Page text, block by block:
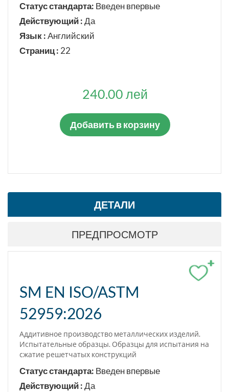
Статус стандарта: Введен впервые
Действующий :Да
Язык :Английский
Страниц : 22
240.00 лей
Добавить в корзину
ДЕТАЛИ
ПРЕДПРОСМОТР
+
SM EN ISO/ASTM
52959:2026
Аддитивное производство металлических изделий.
Испытательные образцы. Образцы для испытания на
сжатие решетчатых конструкций
Статус стандарта: Введен впервые
Действующий :Да